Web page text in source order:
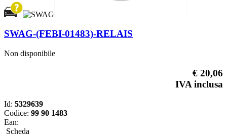
SWAG-(FEBI-01483)-RELAIS
Non disponibile
€ 20,06
IVA inclusa
Id: 5329639
Codice: 99 90 1483
Ean:
Scheda